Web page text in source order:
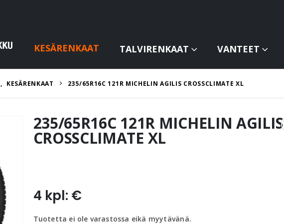
KESÄRENKAAT TALVIRENKAAT VANTEET
, KESÄRENKAAT 235/65R16C 121R MICHELIN AGILIS CROSSCLIMATE XL
235/65R16C 121R MICHELIN AGILIS
CROSSCLIMATE XL
4 kpl: €
Tuotetta ei ole varastossa eikä myytävänä.